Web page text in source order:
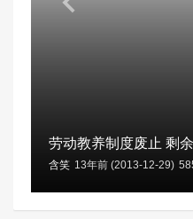
劳动教养制度废止 剩
含笑 13年前 (2013-12-29)